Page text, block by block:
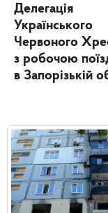
Делегація
Українського
Червоного
з робочою
в Запорізькій